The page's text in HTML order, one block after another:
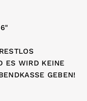
ES WIRD KEINE
GEBEN!